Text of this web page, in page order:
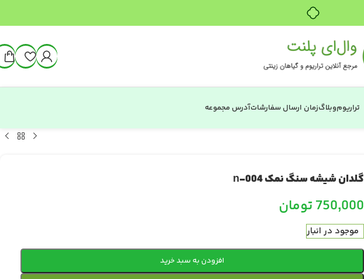
تراریوموبلاگزمان ارسال سفارشاتآدرس مجموعه
گلدان شیشه سنگ نمک n-004
750,000تومان
موجود در انبار
افزودن به سبد خرید